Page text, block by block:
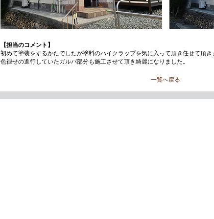
【担当のコメント】
初めて塗装をするかたでしたが塗料のハイクラップを気に入って頂き任せて頂き
色褪せの進行していたガルバ部分も施工させて頂き綺麗になりました。
一覧へ戻る